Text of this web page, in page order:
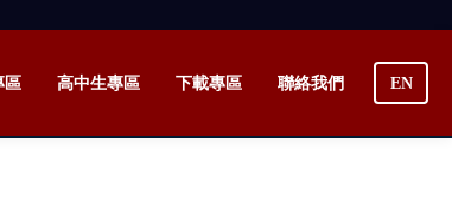
區 高中生專區 下載專區 聯絡我們 EN